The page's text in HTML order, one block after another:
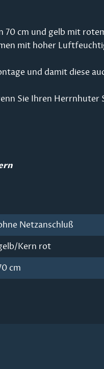
cm und gelb mit
mit hoher
und damit diese
Sie Ihren
Netzanschluß
Kern rot
cm